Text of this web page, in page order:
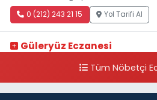
0 (212) 243 21 15 Yol Tarifi Al
Güleryüz Eczanesi
kalaycıbahçe Meydana Doğru
Tüm Nöbetçi